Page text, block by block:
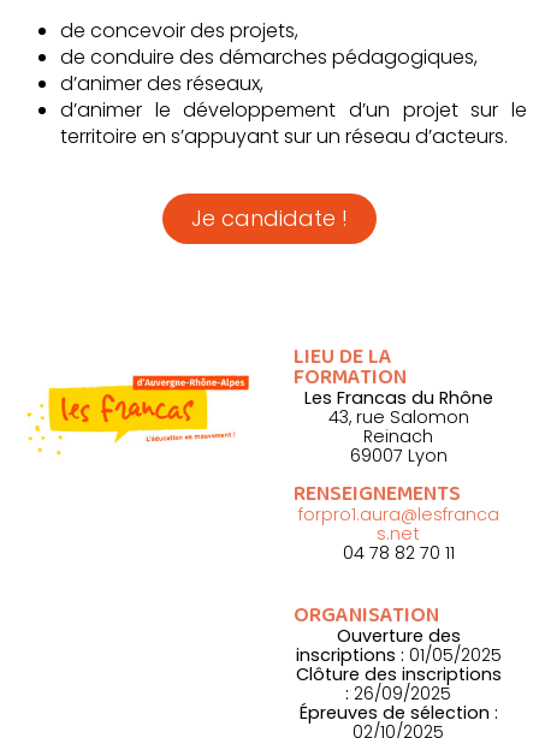
de concevoir des projets,
de conduire des démarches pédagogiques,
d’animer des réseaux,
d’animer le développement d’un projet sur le
territoire en s’appuyant sur un réseau d’acteurs.
Je candidate !
LIEU DE LA
FORMATION
Les Francas du Rhône
43, rue Salomon
Reinach
69007 Lyon
RENSEIGNEMENTS
forpro1.aura@lesfranca
s.net
04 78 82 70 11
ORGANISATION
Ouverture des
inscriptions : 01/05/2025
Clôture des inscriptions
: 26/09/2025
Épreuves de sélection :
02/10/2025